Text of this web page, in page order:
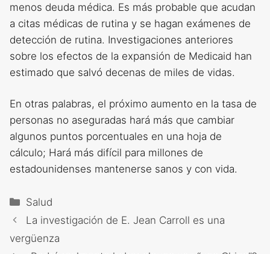
menos deuda médica. Es más probable que acudan
a citas médicas de rutina y se hagan exámenes de
detección de rutina. Investigaciones anteriores
sobre los efectos de la expansión de Medicaid han
estimado que salvó decenas de miles de vidas.
En otras palabras, el próximo aumento en la tasa de
personas no aseguradas hará más que cambiar
algunos puntos porcentuales en una hoja de
cálculo; Hará más difícil para millones de
estadounidenses mantenerse sanos y con vida.
Categorías
Salud
La investigación de E. Jean Carroll es una
vergüenza